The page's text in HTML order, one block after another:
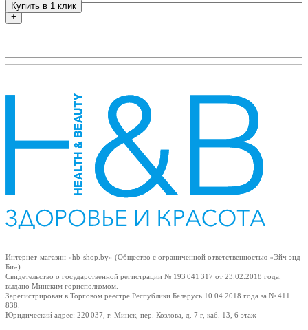
+
Купить в 1 клик
Интернет-магазин «hb-shop.by» (Общество с ограниченной ответственностью «Эйч энд
Би»).
Свидетельство о государственной регистрации № 193 041 317 от 23.02.2018 года,
выдано Минским горисполкомом.
Зарегистрирован в Торговом реестре Республики Беларусь 10.04.2018 года за № 411
838.
Юридический адрес: 220 037, г. Минск, пер. Козлова, д. 7 г, каб. 13, 6 этаж